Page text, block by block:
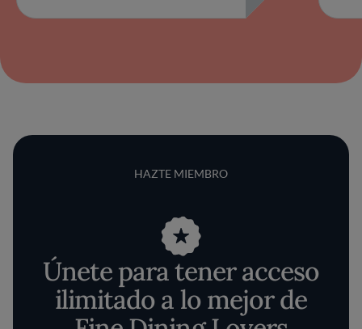
HAZTE MIEMBRO
Únete para tener acceso
ilimitado a lo mejor de